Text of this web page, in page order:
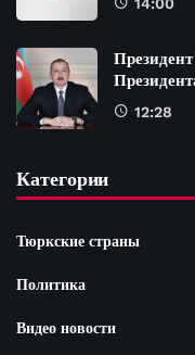
12:28
Категории
Тюркские страны
Политика
Видео новости